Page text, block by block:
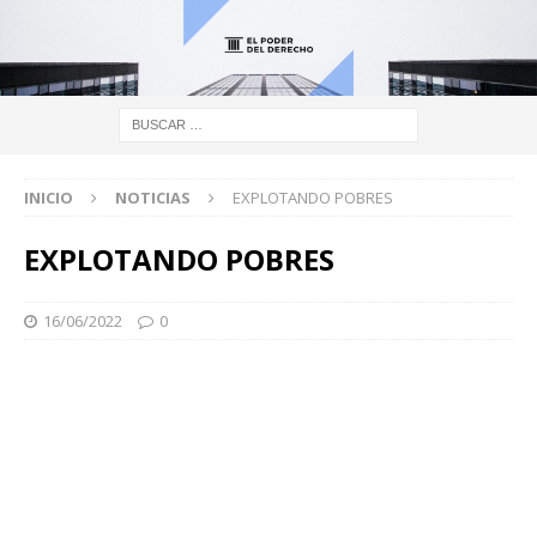
INICIO NOTICIAS EXPLOTANDO POBRES
EXPLOTANDO POBRES
16/06/2022 0